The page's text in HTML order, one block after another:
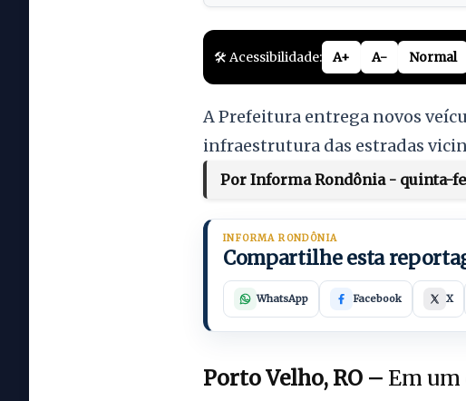
🛠️ Acessibilidade: A+ A- Normal
A Prefeitura entrega novos
infraestrutura das estradas
Por Informa Rondônia - quinta-
INFORMA RONDÔNIA
Compartilhe esta
WhatsApp Facebook X
Porto Velho, RO – Em